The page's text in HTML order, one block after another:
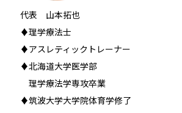
代表 山本拓也
♦理学療法士
♦アスレティックトレーナー
♦北海道大学医学部
理学療法学専攻卒業
♦筑波大学大学院体育学修了